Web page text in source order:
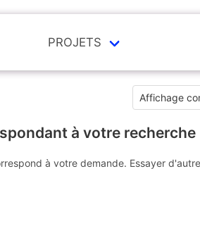
PROJETS
à votre recherche
à votre demande. Essayer